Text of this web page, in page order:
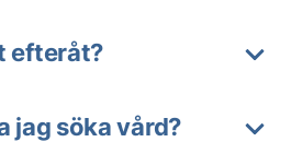
efteråt?
jag söka vård?